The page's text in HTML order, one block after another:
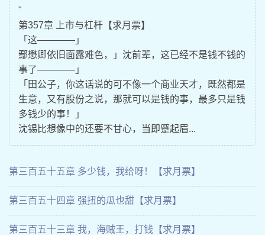
"
第357章 上市与杠杆【求月票】
「这————」
鄢懋卿依旧面露难色，」沈前辈，这已经不是钱不钱的
事了————」
「田公子，你这话说的可不像一个商业天才，既然都是
生意，又有股份之说，那就可以是钱的事，最多只是钱
多钱少的事！」
沈锡比想像中的还要不甘心，当即蹙起眉...
第三百五十五章 多少钱，我给呀！【求月票】
第三百五十四章 强扭的瓜也甜【求月票】
第三百五十三章 我，海贼王，打钱【求月票】